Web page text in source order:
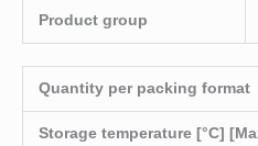
Product group
Quantity per packing format
Storage temperature [°C]